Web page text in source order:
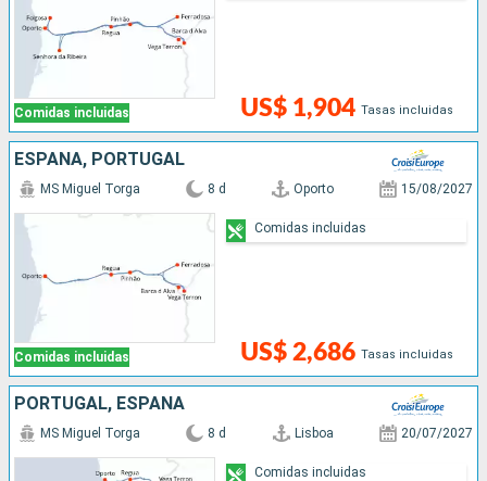
Comidas incluidas US$ 1,904 Tasas incluidas
ESPAÑA, PORTUGAL
Comidas incluidas
MS Miguel Torga 8 d Oporto 15/08/2027
US$ 2,686 Tasas incluidas
Comidas incluidas
PORTUGAL, ESPAÑA
MS Miguel Torga 8 d Lisboa 20/07/2027
Comidas incluidas